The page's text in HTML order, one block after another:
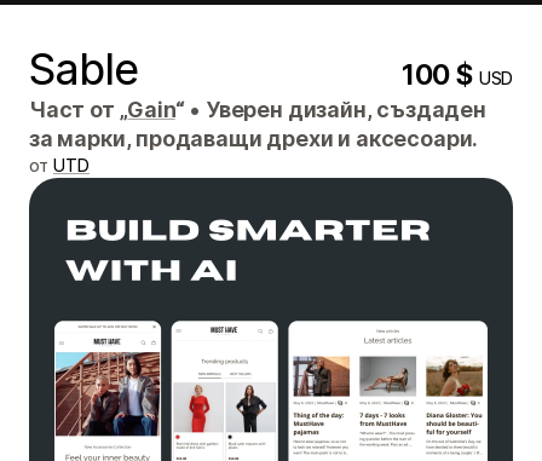
Sable 100 $USD
Част от „Gain“ • Уверен дизайн, създаден
за марки, продаващи дрехи и аксесоари.
от UTD